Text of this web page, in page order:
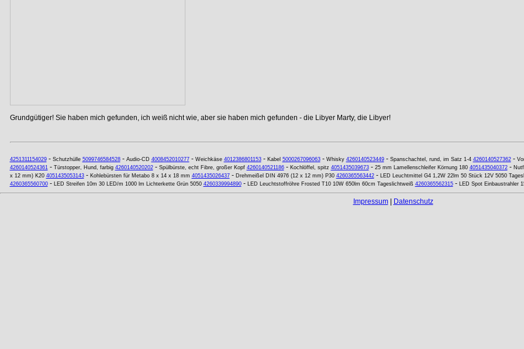
Grundgütiger! Sie haben mich gefunden, ich weiß nicht wie, aber sie haben mich gefunden - die Libyer Marty, die Libyer!
4251311154029- Schutzhülle 5099746584528- Audio-CD 4008452010277- Weichkäse 4012386801153- Kabel 5000267096063- Whisky 4260140523449- Spanschachtel, rund, im Satz 1-4 4260140527362-
4260140524361- Türstopper, Hund, farbig 4260140520202- Spülbürste, echt Fibre, großer Kopf 4260140521186- Kochlöffel, spitz 4051435039673- 25 mm Lamellenschleifer Körnung 180 4051435040372-
x 12 mm) K20 4051435053143- Kohlebürsten für Metabo 8 x 14 x 18 mm 4051435026437- Drehmeißel DIN 4976 (12 x 12 mm) P30 4260365563442- LED Leuchtmittel G4 1,2W 22lm 50 Stück 12V 5050
4260365560700- LED Streifen 10m 30 LED/m 1000 lm Lichterkette Grün 5050 4260339994890- LED Leuchtstoffröhre Frosted T10 10W 650lm 60cm Tageslichtweiß 4260365562315- LED Spot Einbaustrahler
Impressum| Datenschutz